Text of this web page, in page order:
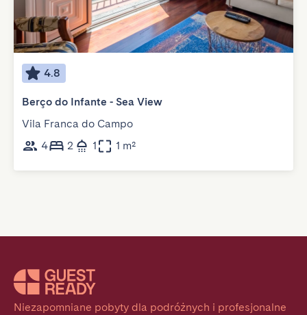
4.8
Berço do Infante - Sea View
Vila Franca do Campo
4
2 1 1 m²
Niezapomniane pobyty dla podróżnych i profesjonalne